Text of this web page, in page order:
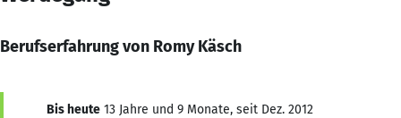
Berufserfahrung von Romy Käsch
Bis heute 13 Jahre und 9 Monate, seit Dez. 2012